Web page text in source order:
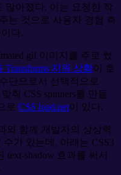
많아졌다. 이는 요청한 작
는 것으로 사용자 경험 측
다.
gif 이미지를 주로 썼
Transforms 지원 상황이 호
단으로서 선택적으로
춰 CSS spinners를 만들
로 CSS load.net이 있다.
와 함께 개발자의 상상력
가 있는데, 아래는 CSS3
text-shadow 효과를 써서